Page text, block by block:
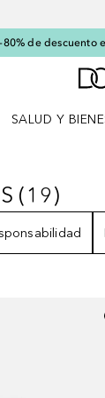
80% de
SALUD Y
19
(19)